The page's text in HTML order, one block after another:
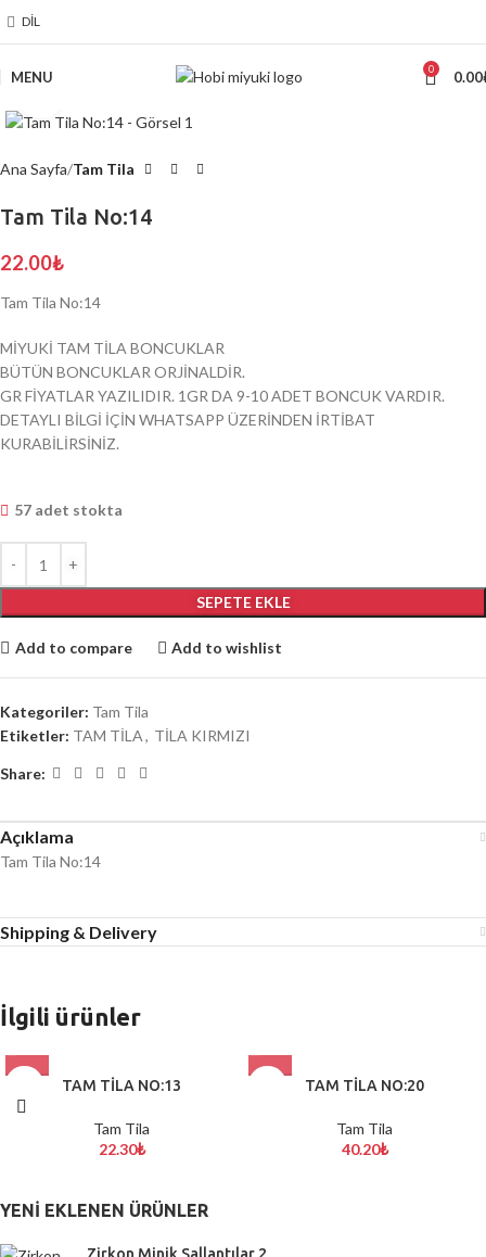
DIL
MENU 0 0.00
Ana Sayfa Tam Tila
Tam Tila No:14
22.00₺
Tam Tila No:14
MİYUKİ TAM TİLA BONCUKLAR
BÜTÜN BONCUKLAR ORJİNALDİR.
GR FİYATLAR YAZILIDIR. 1GR DA 9-10 ADET BONCUK VARDIR.
DETAYLI BİLGİ İÇİN WHATSAPP ÜZERİNDEN İRTİBAT
KURABİLİRSİNİZ.
57 adet stokta
SEPETE EKLE
Add to compare Add to wishlist
Kategoriler: Tam Tila
Etiketler: TAM TİLA, TİLA KIRMIZI
Share:
Açıklama
Tam Tila No:14
Shipping & Delivery
İlgili ürünler
TAM TİLA NO:13
Tam Tila
22.30₺
TAM TİLA NO:20
Tam Tila
40.20₺
YENI EKLENEN ÜRÜNLER